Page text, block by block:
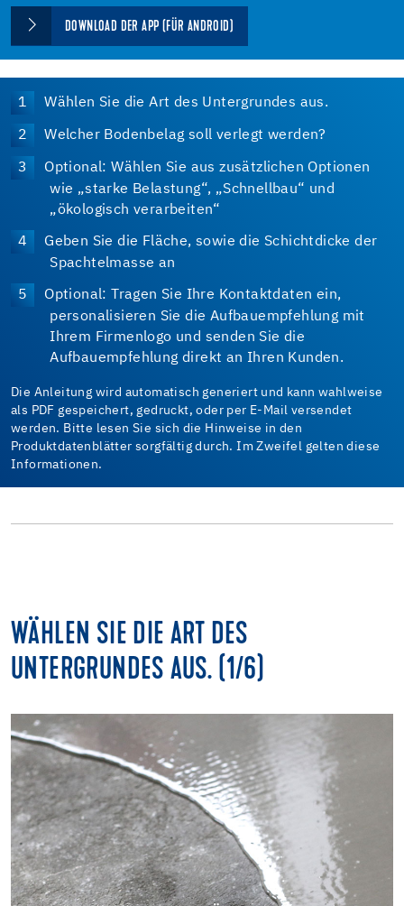
DOWNLOAD DER APP (FÜR ANDROID)
Wählen Sie die Art des Untergrundes aus.
Welcher Bodenbelag soll verlegt werden?
Optional: Wählen Sie aus zusätzlichen Optionen
wie „starke Belastung“, „Schnellbau“ und
„ökologisch verarbeiten“
Geben Sie die Fläche, sowie die Schichtdicke der
Spachtelmasse an
Optional: Tragen Sie Ihre Kontaktdaten ein,
personalisieren Sie die Aufbauempfehlung mit
Ihrem Firmenlogo und senden Sie die
Aufbauempfehlung direkt an Ihren Kunden.
Die Anleitung wird automatisch generiert und kann wahlweise
als PDF gespeichert, gedruckt, oder per E-Mail versendet
werden. Bitte lesen Sie sich die Hinweise in den
Produktdatenblätter sorgfältig durch. Im Zweifel gelten diese
Informationen.